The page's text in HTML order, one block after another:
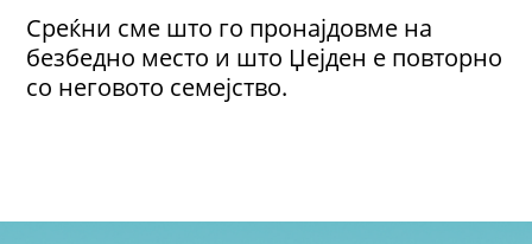
Среќни сме што го пронајдовме на
безбедно место и што Џејден е повторно
со неговото семејство.